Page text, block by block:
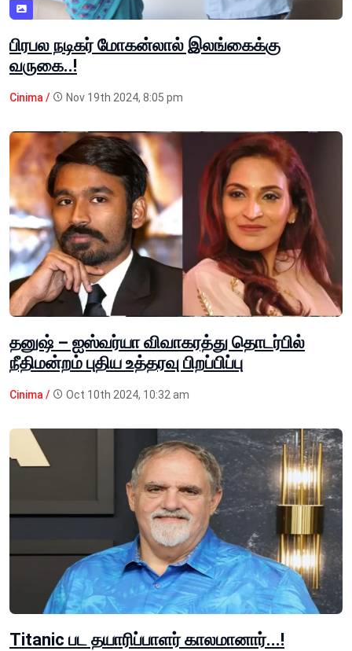
பிரபல நடிகர் மோகன்லால் இலங்கைக்கு
வருகை..!
Cinima / Nov 19th 2024, 8:05 pm
தனுஷ் – ஐஸ்வர்யா விவாகரத்து தொடர்பில்
நீதிமன்றம் புதிய உத்தரவு பிறப்பிப்பு
Cinima / Oct 10th 2024, 10:32 am
Titanic பட தயாரிப்பாளர் காலமானார்...!